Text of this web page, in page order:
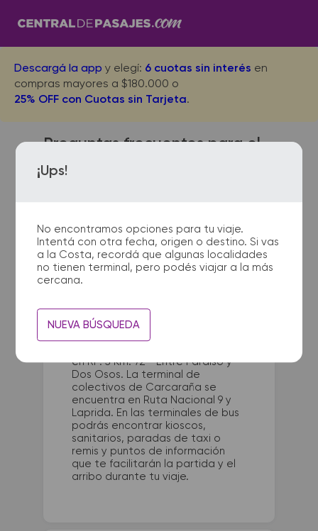
Descargá la app y elegí: 6 cuotas sin interés en
compras mayores a $180.000 o
25% OFF con Cuotas sin Tarjeta.
¡Ups!
No encontramos opciones para tu viaje.
Intentá con otra fecha, origen o destino. Si vas
a la Costa, recordá que algunas localidades
no tienen terminal, pero podés viajar a la más
cercana.
NUEVA BÚSQUEDA
Preguntas frecuentes para el
viaje desde Villa General
Belgrano a Carcaraña
¿Dónde quedan las
terminales de micro de Villa
General Belgrano a
La terminal de ómnibus de Villa
en RP. 5 Km. 72 - Entre Paraíso y
Dos Osos. La terminal de
colectivos de Carcaraña se
encuentra en Ruta Nacional 9 y
Laprida. En las terminales de bus
podrás encontrar kioscos,
sanitarios, paradas de taxi o
remis y puntos de información
que te facilitarán la partida y el
arribo durante tu viaje.